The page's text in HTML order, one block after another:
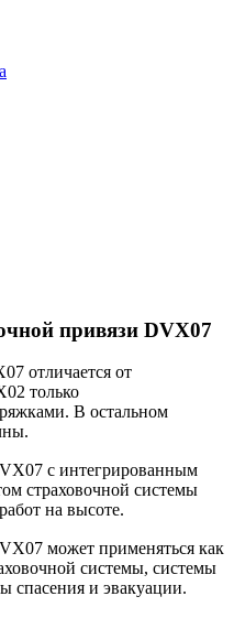
привязи DVX07
отличается от
только
В остальном
с интегрированным
страховочной системы
на высоте.
может применяться как
системы, системы
спасения и эвакуации.